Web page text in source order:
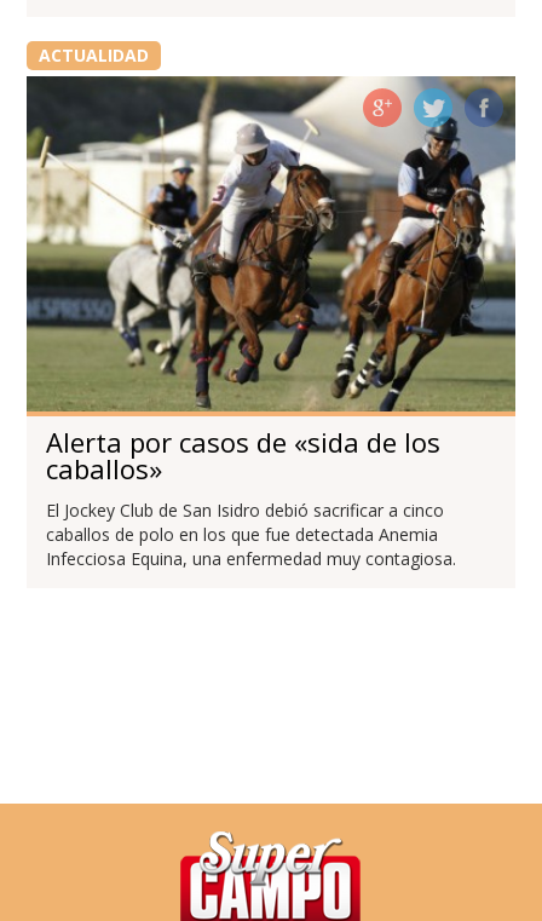
ACTUALIDAD
Alerta por casos de «sida de los
caballos»
El Jockey Club de San Isidro debió sacrificar a cinco
caballos de polo en los que fue detectada Anemia
Infecciosa Equina, una enfermedad muy contagiosa.